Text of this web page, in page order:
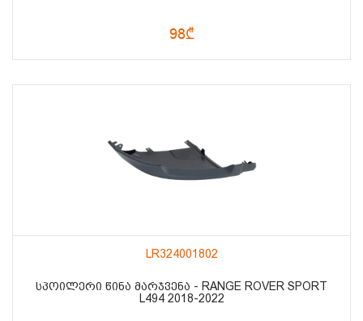
98₾
LR324001802
ᲡᲞᲝᲘᲚᲔᲠᲘ ᲬᲘᲜᲐ ᲛᲐᲠᲯᲕᲔᲜᲐ - RANGE ROVER SPORT
L494 2018-2022